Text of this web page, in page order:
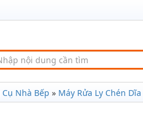
Nhà Bếp » Máy Rửa Ly Chén Dĩa